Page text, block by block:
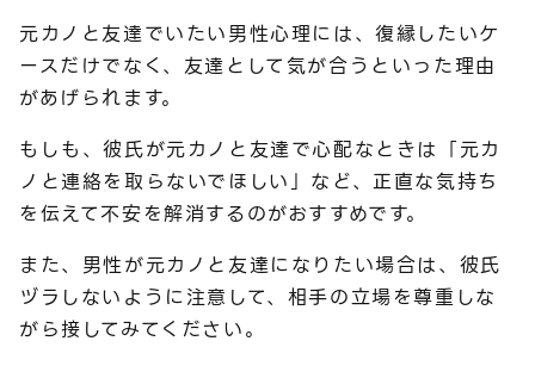
元カノと友達でいたい男性心理には、復縁したいケ
ースだけでなく、友達として気が合うといった理由
があげられます。
もしも、彼氏が元カノと友達で心配なときは「元カ
ノと連絡を取らないでほしい」など、正直な気持ち
を伝えて不安を解消するのがおすすめです。
また、男性が元カノと友達になりたい場合は、彼氏
ヅラしないように注意して、相手の立場を尊重しな
がら接してみてください。